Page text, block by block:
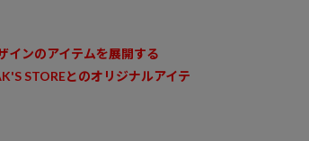
STORE
ンのアイテムを展開する
のオリジナルアイテ